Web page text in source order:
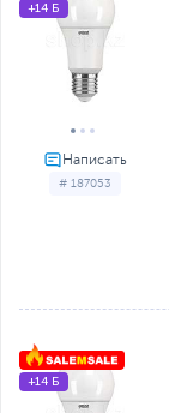
# 187053
+14 Б
+14 Б